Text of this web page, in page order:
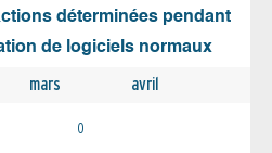
déterminées pendant
de logiciels normaux
mars avril
0